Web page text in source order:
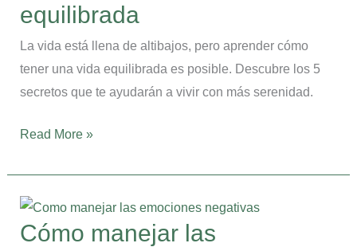
equilibrada
La vida está llena de altibajos, pero aprender cómo
tener una vida equilibrada es posible. Descubre los 5
secretos que te ayudarán a vivir con más serenidad.
una
equilibrada
Read More »
Cómo manejar las
manejar
las